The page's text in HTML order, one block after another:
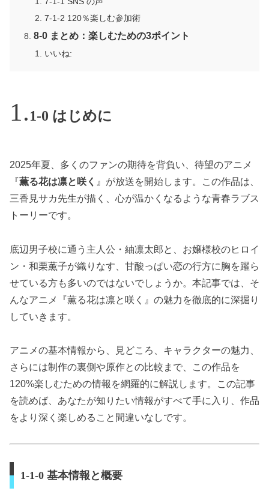
7-1-2 120％楽しむ参加術
8-0 まとめ：楽しむための3ポイント
いいね:
1-0 はじめに
2025年夏、多くのファンの期待を背負い、待望のアニメ
『薫る花は凛と咲く 』が放送を開始します。この作品は、
三香見サカ先生が描く、心が温かくなるような青春ラブス
トーリーです。
底辺男子校に通う主人公・紬凛太郎と、お嬢様校のヒロイ
ン・和栗薫子が織りなす、甘酸っぱい恋の行方に胸を躍ら
せている方も多いのではないでしょうか。本記事では、そ
んなアニメ『薫る花は凛と咲く』の魅力を徹底的に深掘り
していきます。
アニメの基本情報から、見どころ、キャラクターの魅力、
さらには制作の裏側や原作との比較まで、この作品を
120%楽しむための情報を網羅的に解説します。この記事
を読めば、あなたが知りたい情報がすべて手に入り、作品
をより深く楽しめること間違いなしです。
1-1-0 基本情報と概要